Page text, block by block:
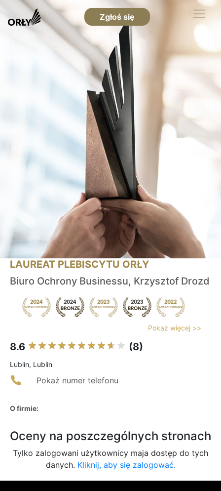
Zgłoś się
LAUREAT PLEBISCYTU ORŁY
Biuro Ochrony Businessu, Krzysztof Drozd
Pokaż więcej >>
8.6 (8)
Lublin, Lublin
Pokaż numer telefonu
O firmie:
Oceny na poszczególnych stronach
Tylko zalogowani użytkownicy maja dostęp do tych
danych. Kliknij, aby się zalogować.